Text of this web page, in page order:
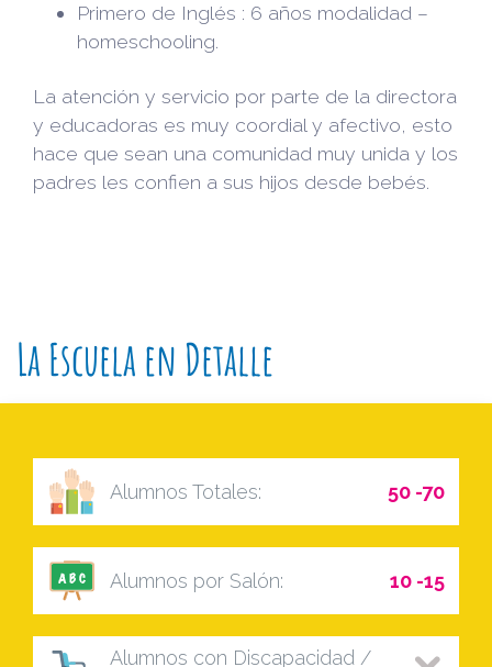
Primero de Inglés : 6 años modalidad –
homeschooling.
La atención y servicio por parte de la directora
y educadoras es muy coordial y afectivo, esto
hace que sean una comunidad muy unida y los
padres les confien a sus hijos desde bebés.
La Escuela en Detalle
Alumnos Totales: 50 -70
Alumnos por Salón: 10 -15
Alumnos con Discapacidad /